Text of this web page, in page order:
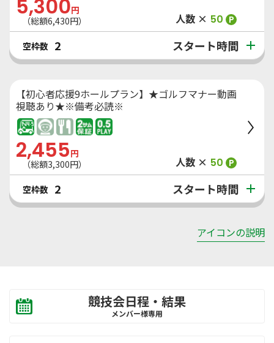
5,300円
（総額6,430円） 人数 × 50 P
空枠数 2 スタート時間
【初心者応援9ホールプラン】★ゴルフマナー動画
視聴あり★※備考必読※
2,455円
（総額3,300円） 人数 × 50 P
空枠数 2 スタート時間
アイコンの説明
競技会日程・結果
メンバー様専用